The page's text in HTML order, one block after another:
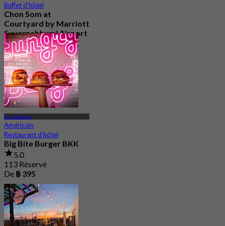
Buffet d'hôtel
Chon Som at
Courtyard by Marriott
Suvarnabhumi Airport
4.8
15.1K Réservé
De฿ 595
Lat Krabang
Américain
Restaurant d'hôtel
Big Bite Burger BKK
5.0
113 Réservé
De ฿ 395